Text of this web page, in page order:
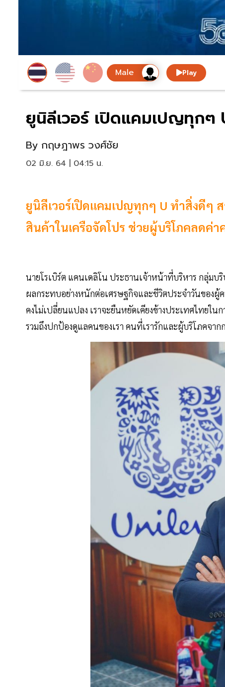
Play
ยูนิลีเวอร์ เปิดแคมเปญทุกๆ
By กฤษฎาพร วงศ์ชัย
02 มิ.ย. 64 | 04:15 น.
ยูนิลีเวอร์เปิดแคมเปญทุกๆ U ทำสิ่งดีๆ
สินค้าในเครือจัดโปร ช่วยผู้บริโภคลดค่
นายโรเบิร์ต แคนเดลิโน ประธานเจ้าหน้าที่บริหาร กลุ่มบ
ผลกระทบอย่างหนักต่อเศรษฐกิจและชีวิตประจำวันของผู้
คงไม่เปลี่ยนแปลง เราจะยืนหยัดเคียงข้างประเทศไทยใ
รวมถึงปกป้องดูแลคนของเรา คนที่เรารักและผู้บริโภคจา